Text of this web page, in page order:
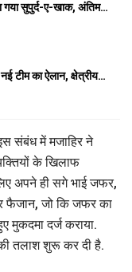
सुपुर्द-ए-खाक, अंतिम…
टीम का ऐलान, क्षेत्रीय…
संबंध में मजाहिर ने
के खिलाफ
अपने ही सगे भाई जफर,
जो कि जफर का
मुकदमा दर्ज कराया.
तलाश शुरू कर दी है.